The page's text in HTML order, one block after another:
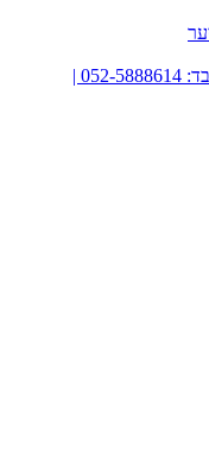
לשירות לקוחות לגבי הזמנות באתר בלבד: 052-5888614 |